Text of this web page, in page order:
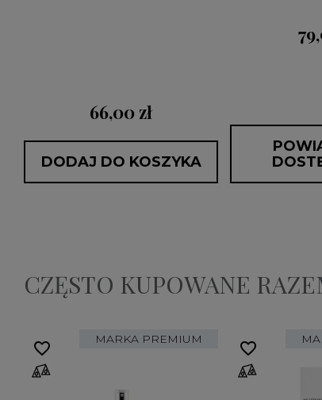
66,00 zł
DODAJ DO KOSZYKA
CZĘSTO KUPOWANE
MARKA PREMIUM
favorite_border favorite_border